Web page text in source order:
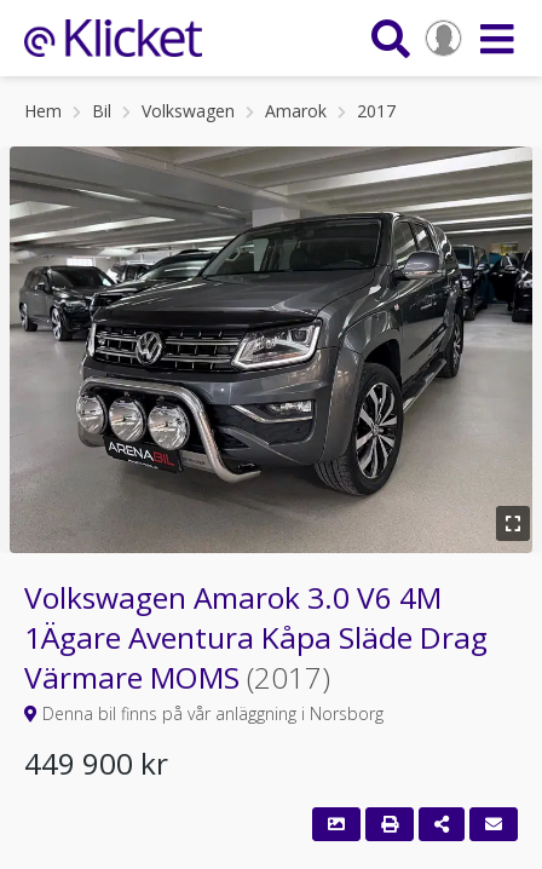
Hem Bil Volkswagen Amarok 2017
Volkswagen Amarok 3.0 V6 4M
1Ägare Aventura Kåpa Släde Drag
Värmare MOMS (2017)
Denna bil finns på vår anläggning i Norsborg
449 900 kr